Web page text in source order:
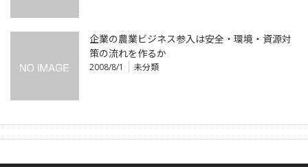
企業の農業ビジネス参入は安全・環境・資源対
策の流れを作るか
2008/8/1 未分類